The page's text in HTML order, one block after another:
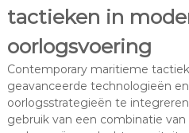
tactieken in
oorlogsvoering
Contemporary maritieme
geavanceerde technologieën
oorlogsstrategieën te
gebruik van een combinatie